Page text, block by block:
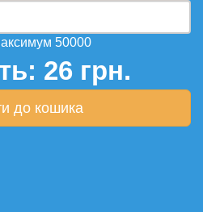
50000
26грн.
до кошика